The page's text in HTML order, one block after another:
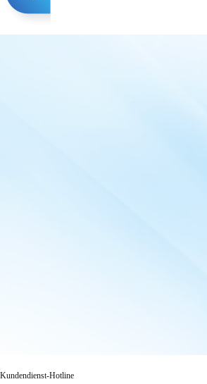
Kundendienst-Hotline